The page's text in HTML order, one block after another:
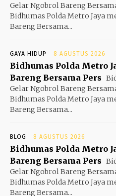
Gelar Ngobrol Bareng
Bidhumas Polda Metro Jaya
Bareng Bersama...
GAYA HIDUP 8 AGUSTUS 2026
Bidhumas Polda Metro
Bareng Bersama Pers
Gelar Ngobrol Bareng
Bidhumas Polda Metro Jaya
Bareng Bersama...
BLOG 8 AGUSTUS 2026
Bidhumas Polda Metro
Bareng Bersama Pers
Gelar Ngobrol Bareng
Bidhumas Polda Metro Jaya
Bareng Bersama...